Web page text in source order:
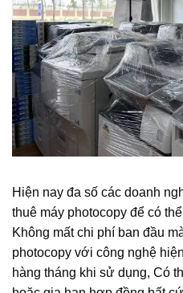
Hiện nay đa số các doanh
thuê máy photocopy để có
Không mất chi phí ban đầu
photocopy với công nghệ
hàng tháng khi sử dụng, Có